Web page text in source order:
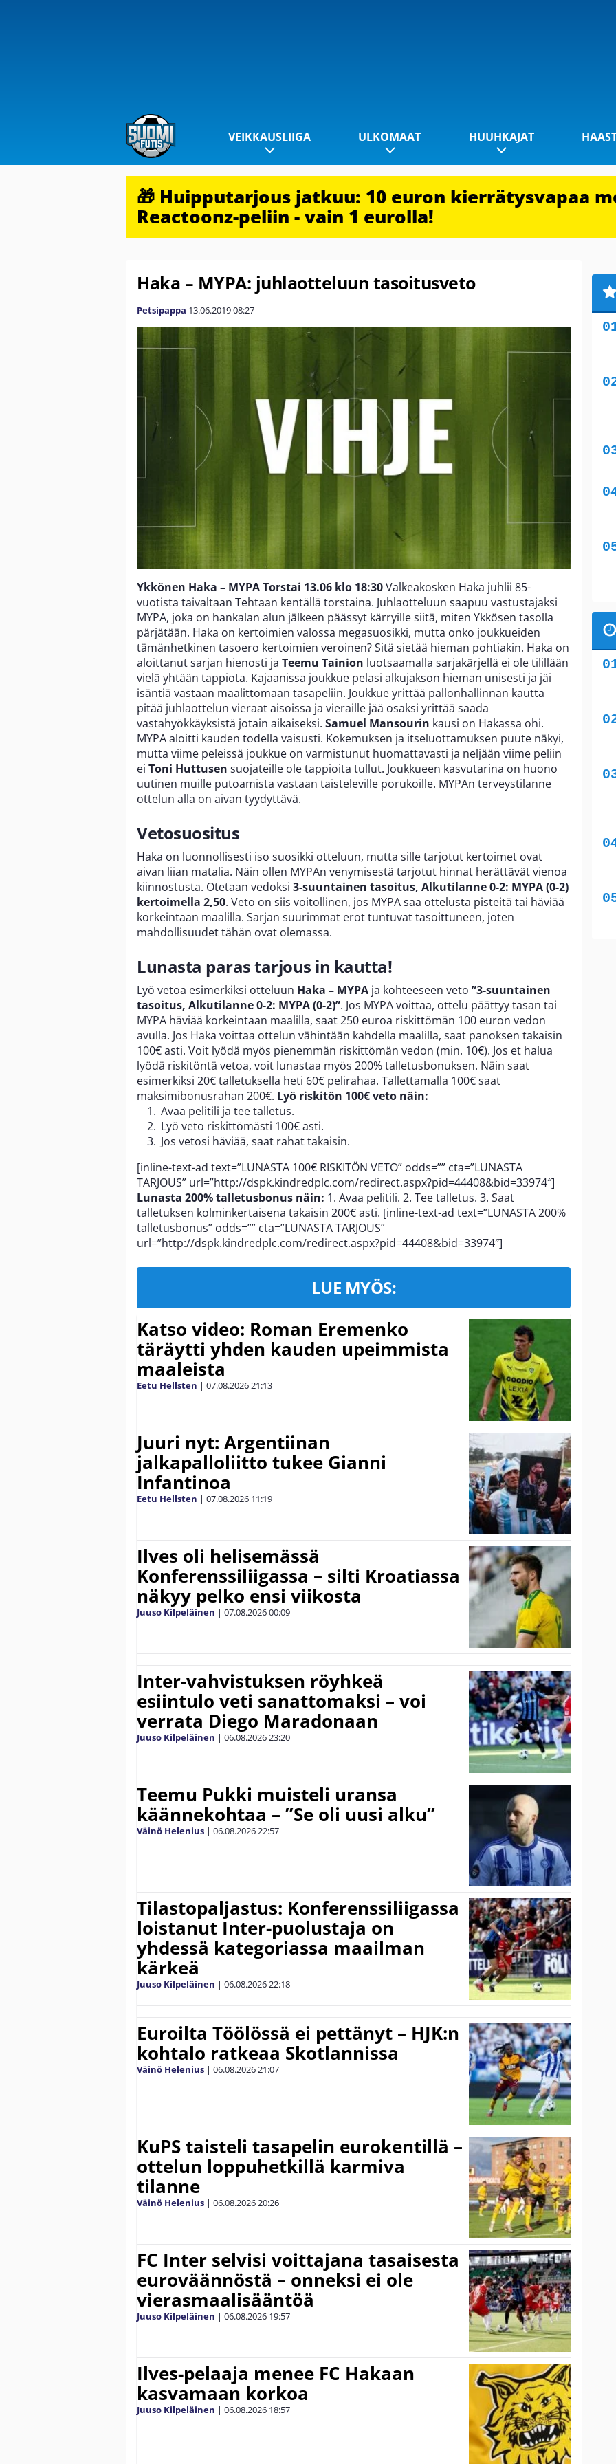
VEIKKAUSLIIGA ULKOMAAT HUUHKAJAT
🎁 Huipputarjous jatkuu: 10 euron kierrätysvapaa
Reactoonz-peliin - vain 1 eurolla!
Haka – MYPA: juhlaotteluun tasoitusveto
Petsipappa 13.06.201908:27
Ykkönen Haka – MYPA Torstai 13.06 klo 18:30Valkeakosken Haka juhlii 85-
vuotista taivaltaan Tehtaan kentällä torstaina. Juhlaotteluun saapuu vastustajaksi
MYPA, joka on hankalan alun jälkeen päässyt kärryille siitä, miten Ykkösen tasolla
pärjätään. Haka on kertoimien valossa megasuosikki, mutta onko joukkueiden
tämänhetkinen tasoero kertoimien veroinen? Sitä sietää hieman pohtiakin. Haka on
aloittanut sarjan hienosti ja Teemu Tainion luotsaamalla sarjakärjellä ei ole tilillään
vielä yhtään tappiota. Kajaanissa joukkue pelasi alkujakson hieman unisesti ja jäi
isäntiä vastaan maalittomaan tasapeliin. Joukkue yrittää pallonhallinnan kautta
pitää juhlaottelun vieraat aisoissa ja vieraille jää osaksi yrittää saada
vastahyökkäyksistä jotain aikaiseksi. Samuel Mansourin kausi on Hakassa ohi.
MYPA aloitti kauden todella vaisusti. Kokemuksen ja itseluottamuksen puute näkyi,
mutta viime peleissä joukkue on varmistunut huomattavasti ja neljään viime peliin
ei Toni Huttusen suojateille ole tappioita tullut. Joukkueen kasvutarina on huono
uutinen muille putoamista vastaan taisteleville porukoille. MYPAn terveystilanne
ottelun alla on aivan tyydyttävä.
Vetosuositus
Haka on luonnollisesti iso suosikki otteluun, mutta sille tarjotut kertoimet ovat
aivan liian matalia. Näin ollen MYPAn venymisestä tarjotut hinnat herättävät vienoa
kiinnostusta. Otetaan vedoksi 3-suuntainen tasoitus, Alkutilanne 0-2: MYPA (0-2)
kertoimella 2,50. Veto on siis voitollinen, jos MYPA saa ottelusta pisteitä tai häviää
korkeintaan maalilla. Sarjan suurimmat erot tuntuvat tasoittuneen, joten
mahdollisuudet tähän ovat olemassa.
Lunasta paras tarjous in kautta!
Lyö vetoa esimerkiksi otteluun Haka – MYPA ja kohteeseen veto ”3-suuntainen
tasoitus, Alkutilanne 0-2: MYPA (0-2)”. Jos MYPA voittaa, ottelu päättyy tasan tai
MYPA häviää korkeintaan maalilla, saat 250 euroa riskittömän 100 euron vedon
avulla. Jos Haka voittaa ottelun vähintään kahdella maalilla, saat panoksen takaisin
100€ asti. Voit lyödä myös pienemmän riskittömän vedon (min. 10€). Jos et halua
lyödä riskitöntä vetoa, voit lunastaa myös 200% talletusbonuksen. Näin saat
esimerkiksi 20€ talletuksella heti 60€ pelirahaa. Tallettamalla 100€ saat
maksimibonusrahan 200€. Lyö riskitön 100€ veto näin:
Avaa pelitili ja tee talletus.
Lyö veto riskittömästi 100€ asti.
Jos vetosi häviää, saat rahat takaisin.
[inline-text-ad text=”LUNASTA 100€ RISKITÖN VETO” odds=”” cta=”LUNASTA
TARJOUS” url=”http://dspk.kindredplc.com/redirect.aspx?pid=44408&bid=33974″]
Lunasta 200% talletusbonus näin: 1. Avaa pelitili. 2. Tee talletus. 3. Saat
talletuksen kolminkertaisena takaisin 200€ asti. [inline-text-ad text=”LUNASTA 200%
talletusbonus” odds=”” cta=”LUNASTA TARJOUS”
url=”http://dspk.kindredplc.com/redirect.aspx?pid=44408&bid=33974″]
LUE MYÖS:
Katso video: Roman Eremenko
täräytti yhden kauden upeimmista
maaleista
Eetu Hellsten | 07.08.202621:13
Juuri nyt: Argentiinan
jalkapalloliitto tukee Gianni
Infantinoa
Eetu Hellsten | 07.08.2026 11:19
Ilves oli helisemässä
Konferenssiliigassa – silti Kroatiassa
näkyy pelko ensi viikosta
Juuso Kilpeläinen | 07.08.202600:09
Inter-vahvistuksen röyhkeä
esiintulo veti sanattomaksi – voi
verrata Diego Maradonaan
Juuso Kilpeläinen | 06.08.202623:20
Teemu Pukki muisteli uransa
käännekohtaa – ”Se oli uusi alku”
Väinö Helenius | 06.08.202622:57
Tilastopaljastus: Konferenssiliigassa
loistanut Inter-puolustaja on
yhdessä kategoriassa maailman
kärkeä
Juuso Kilpeläinen | 06.08.202622:18
Euroilta Töölössä ei pettänyt – HJK:n
kohtalo ratkeaa Skotlannissa
Väinö Helenius | 06.08.202621:07
KuPS taisteli tasapelin eurokentillä –
ottelun loppuhetkillä karmiva
tilanne
Väinö Helenius | 06.08.202620:26
FC Inter selvisi voittajana tasaisesta
euroväännöstä – onneksi ei ole
vierasmaalisääntöä
Juuso Kilpeläinen | 06.08.2026 19:57
Ilves-pelaaja menee FC Hakaan
kasvamaan korkoa
Juuso Kilpeläinen | 06.08.2026 18:57